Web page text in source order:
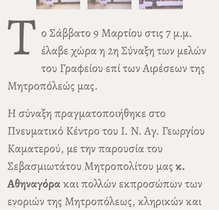
T ο Σάββατο 9 Μαρτίου στις 7 μ.μ.
έλαβε χώρα η 2η Σύναξη των μελών
του Γραφείου επί των Αιρέσεων της
Μητροπόλεώς μας.
Η σύναξη πραγματοποιήθηκε στο
Πνευματικό Κέντρο του I. N. Αγ. Γεωργίου
Καματερού, με την παρουσία του
Σεβασμιωτάτου Μητροπολίτου μαςκ.
Αθηναγόρακαι πολλών εκπροσώπων των
ενοριών της Μητροπόλεως, κληρικών και